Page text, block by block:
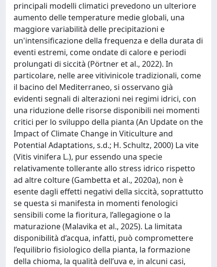
principali modelli climatici prevedono un ulteriore
aumento delle temperature medie globali, una
maggiore variabilità delle precipitazioni e
un'intensificazione della frequenza e della durata di
eventi estremi, come ondate di calore e periodi
prolungati di siccità (Pörtner et al., 2022). In
particolare, nelle aree vitivinicole tradizionali, come
il bacino del Mediterraneo, si osservano già
evidenti segnali di alterazioni nei regimi idrici, con
una riduzione delle risorse disponibili nei momenti
critici per lo sviluppo della pianta (An Update on the
Impact of Climate Change in Viticulture and
Potential Adaptations, s.d.; H. Schultz, 2000) La vite
(Vitis vinifera L.), pur essendo una specie
relativamente tollerante allo stress idrico rispetto
ad altre colture (Gambetta et al., 2020a), non è
esente dagli effetti negativi della siccità, soprattutto
se questa si manifesta in momenti fenologici
sensibili come la fioritura, l’allegagione o la
maturazione (Malavika et al., 2025). La limitata
disponibilità d’acqua, infatti, può compromettere
l’equilibrio fisiologico della pianta, la formazione
della chioma, la qualità dell’uva e, in alcuni casi,